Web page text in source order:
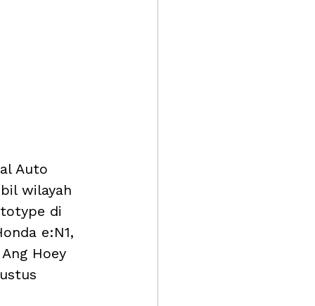
Auto
wilayah
di
e:N1,
Hoey